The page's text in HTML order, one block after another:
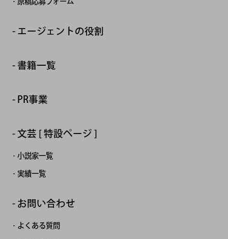
エージェントの役割
書籍一覧
PR事業
文芸 [ 特設ページ ]
小説家一覧
実績一覧
お問い合わせ
よくある質問